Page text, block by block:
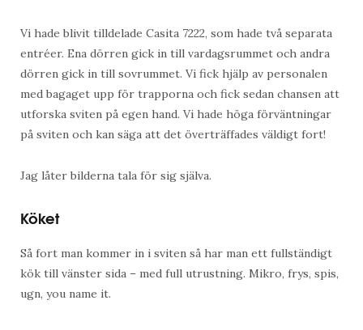
Vi hade blivit tilldelade Casita 7222, som hade två separata
entréer. Ena dörren gick in till vardagsrummet och andra
dörren gick in till sovrummet. Vi fick hjälp av personalen
med bagaget upp för trapporna och fick sedan chansen att
utforska sviten på egen hand. Vi hade höga förväntningar
på sviten och kan säga att det överträffades väldigt fort!
Jag låter bilderna tala för sig själva.
Köket
Så fort man kommer in i sviten så har man ett fullständigt
kök till vänster sida – med full utrustning. Mikro, frys, spis,
ugn, you name it.